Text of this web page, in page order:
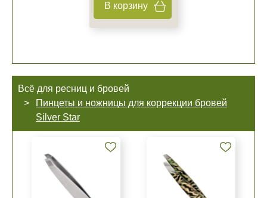
В корзину
Всё для ресниц и бровей
Пинцеты и ножницы для коррекции бровей
Silver Star